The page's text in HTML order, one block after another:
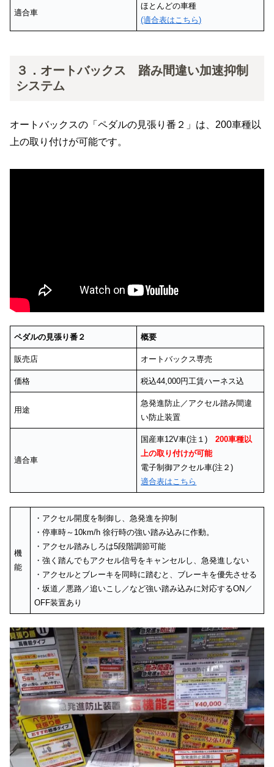
適合車
ほとんどの車種
(適合表はこちら)
３．オートバックス 踏み間違い加速抑制
システム
オートバックスの「ペダルの見張り番２」は、200車種以
上の取り付けが可能です。
ペダルの見張り番２ 概要
販売店 オートバックス専売
価格 税込44,000円工賃ハーネス込
用途
急発進防止／アクセル踏み間違
い防止装置
適合車
国産車12V車(注１)200車種以
上の取り付けが可能
電子制御アクセル車(注２)
適合表はこちら
機
能
・アクセル開度を制御し、急発進を抑制
・停車時～10km/h 徐行時の強い踏み込みに作動。
・アクセル踏みしろは5段階調節可能
・強く踏んでもアクセル信号をキャンセルし、急発進しない
・アクセルとブレーキを同時に踏むと、ブレーキを優先させる
・坂道／悪路／追いこし／など強い踏み込みに対応するON／
OFF装置あり